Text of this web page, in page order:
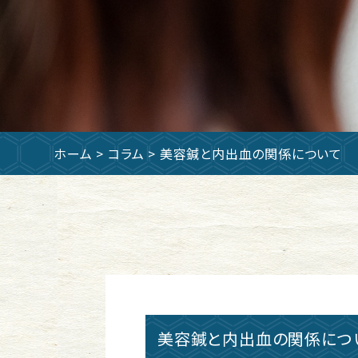
ホーム > コラム > 美容鍼と内出血の関係について
美容鍼と内出血の関係につ